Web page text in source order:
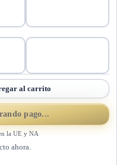
al carrito
pago...
la UE y NA
ahora.